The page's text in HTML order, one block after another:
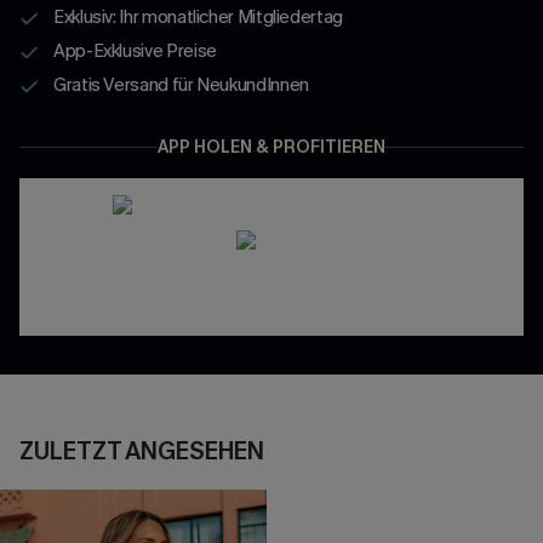
Exklusiv: Ihr monatlicher Mitgliedertag
App-Exklusive Preise
Gratis Versand für NeukundInnen
APP HOLEN & PROFITIEREN
ZULETZT ANGESEHEN